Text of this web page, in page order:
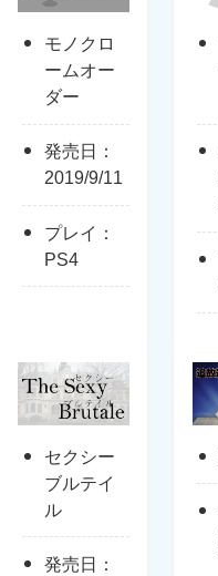
モノクロ
ームオー
ダー
発売日：
2019/9/11
プレイ：
PS4
セクシー
ブルテイ
ル
発売日：